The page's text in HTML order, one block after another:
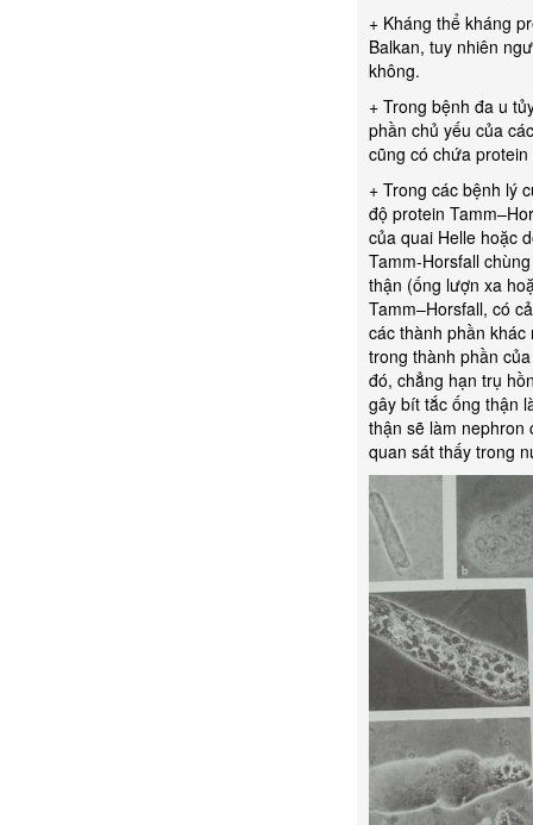
+ Kháng thể kháng
Balkan, tuy nhiên
không.
+ Trong bệnh đa u
phần chủ yếu của
cũng có chứa
+ Trong các bệnh lý
độ protein
của quai Helle hoặc
Tamm-Horsfall
thận (ống lượn xa
Tamm–Horsfall, có
các thành phần
trong thành phần
đó, chẳng hạn trụ
gây bít tắc ống thận
thận sẽ làm nephron
quan sát thấy trong